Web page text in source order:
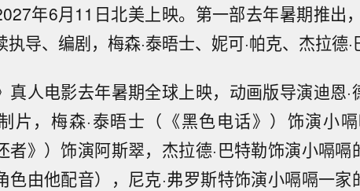
年6月11日北美上映。第一部去年暑期推出
导、编剧，梅森·泰晤士、妮可·帕克、杰拉德·
真人电影去年暑期全球上映，动画版导演迪恩
片，梅森·泰晤士（《黑色电话》）饰演小
者》）饰演阿斯翠，杰拉德·巴特勒饰演小嗝
色由他配音），尼克·弗罗斯特饰演小嗝嗝一